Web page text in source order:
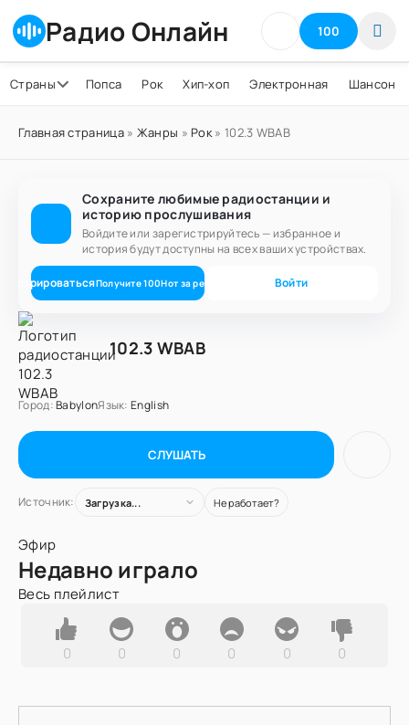
Радио Онлайн 100
Страны Попса Рок Хип-хоп Электронная Шансон
Главная страница» Жанры » Рок» 102.3 WBAB
Сохраните любимые радиостанции и
историю прослушивания
Войдите или зарегистрируйтесь — избранное и
история будут доступны на всех ваших устройствах.
Получите100Нот за регистрацию Войти
102.3 WBAB
Город:BabylonЯзык: English
СЛУШАТЬ
Источник: Загрузка... Не работает?
Эфир
Недавно играло
Весь плейлист
0 0 0 0 0 0